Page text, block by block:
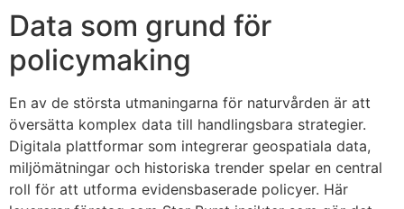
Data som grund för
policymaking
En av de största utmaningarna för naturvården är att
översätta komplex data till handlingsbara strategier.
Digitala plattformar som integrerar geospatiala data,
miljömätningar och historiska trender spelar en central
roll för att utforma evidensbaserade policyer. Här